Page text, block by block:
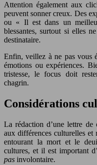
Attention également aux
peuvent sonner creux. Des
ou « Il est dans un
blessantes, surtout si elles
destinataire.
Enfin, veillez à ne pas vous
émotions ou expériences.
tristesse, le focus doit
chagrin.
Considérations
La rédaction d’une lettre de
aux différences culturelles et
entourant la mort et le
cultures, et il est important
pas involontaire.